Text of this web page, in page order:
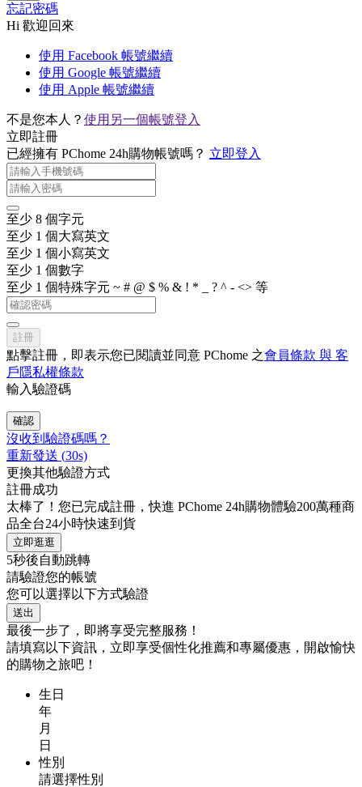
忘記密碼
Hi 歡迎回來
使用 Facebook 帳號繼續
使用 Google 帳號繼續
使用 Apple 帳號繼續
不是您本人？ 使用另一個帳號登入
立即註冊
已經擁有 PChome 24h購物帳號嗎？ 立即登入
至少 8 個字元
至少 1 個大寫英文
至少 1 個小寫英文
至少 1 個數字
至少 1 個特殊字元 ~ # @ $ % & ! * _ ? ^ - <> 等
註冊
點擊註冊，即表示您已閱讀並同意 PChome 之會員條款 與 客
戶隱私權條款
輸入驗證碼
確認
沒收到驗證碼嗎？
重新發送 (30s)
更換其他驗證方式
註冊成功
太棒了！您已完成註冊，快進 PChome 24h購物體驗200萬種商
品全台24小時快速到貨
立即逛逛
5秒後自動跳轉
請驗證您的帳號
您可以選擇以下方式驗證
送出
最後一步了，即將享受完整服務！
請填寫以下資訊，立即享受個性化推薦和專屬優惠，開啟愉快
的購物之旅吧！
生日
年
月
日
性別
請選擇性別